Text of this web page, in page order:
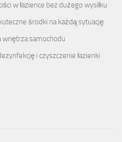
w łazience bez dużego wysiłku
środki na każdą sytuację
wnętrza samochodu
i czyszczenie łazienki